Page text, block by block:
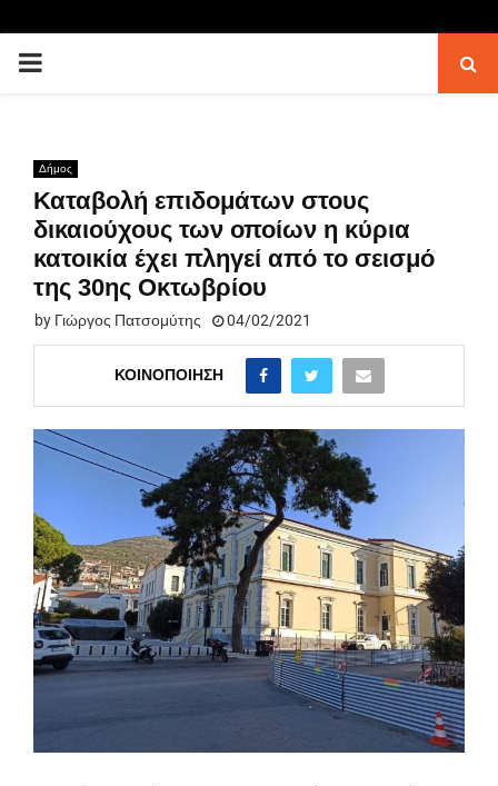
PRIMARY
Δήμος
Καταβολή επιδομάτων στους
δικαιούχους των οποίων η κύρια
κατοικία έχει πληγεί από το σεισμό
της 30ης Οκτωβρίου
by Γιώργος Πατσομύτης 04/02/2021
ΚΟΙΝΟΠΟΊΗΣΗ